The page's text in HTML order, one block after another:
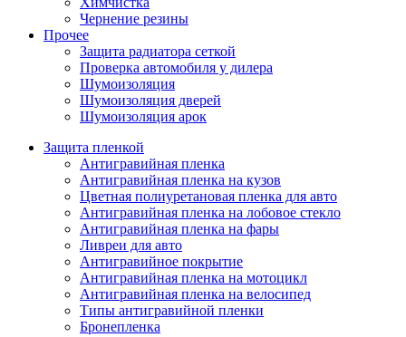
Чернение резины
Прочее
Защита радиатора сеткой
Проверка автомобиля у дилера
Шумоизоляция
Шумоизоляция дверей
Шумоизоляция арок
Защита пленкой
Антигравийная пленка
Антигравийная пленка на кузов
Цветная полиуретановая пленка для авто
Антигравийная пленка на лобовое стекло
Антигравийная пленка на фары
Ливреи для авто
Антигравийное покрытие
Антигравийная пленка на мотоцикл
Антигравийная пленка на велосипед
Типы антигравийной пленки
Бронепленка